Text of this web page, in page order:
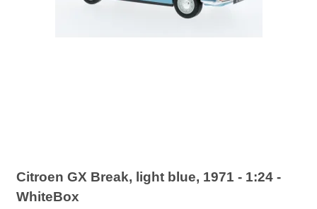
Citroen GX Break, light blue, 1971 - 1:24 -
WhiteBox